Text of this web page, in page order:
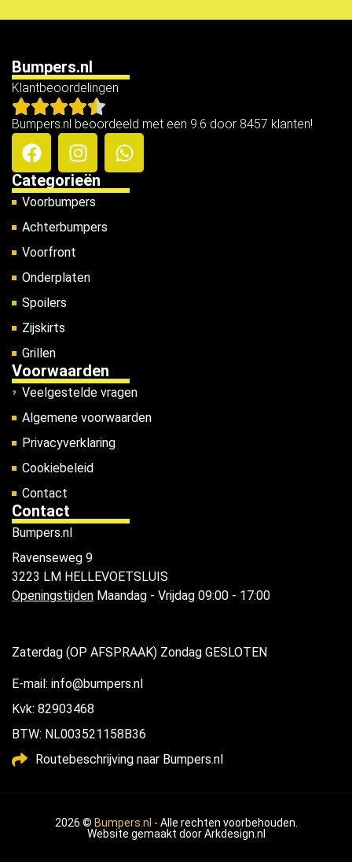
Bumpers.nl
Klantbeoordelingen
Bumpers.nl beoordeeld met een 9.6 door 8457 klanten!
Categorieën
Voorbumpers
Achterbumpers
Voorfront
Onderplaten
Spoilers
Zijskirts
Grillen
Voorwaarden
Veelgestelde vragen
Algemene voorwaarden
Privacyverklaring
Cookiebeleid
Contact
Contact
Bumpers.nl
Ravenseweg 9
3223 LM HELLEVOETSLUIS
Openingstijden Maandag - Vrijdag 09:00 - 17:00
Zaterdag (OP AFSPRAAK) Zondag GESLOTEN
E-mail: info@bumpers.nl
Kvk: 82903468
BTW: NL003521158B36
Routebeschrijving naar Bumpers.nl
2026 © Bumpers.nl - Alle rechten voorbehouden.
Website gemaakt doorArkdesign.nl